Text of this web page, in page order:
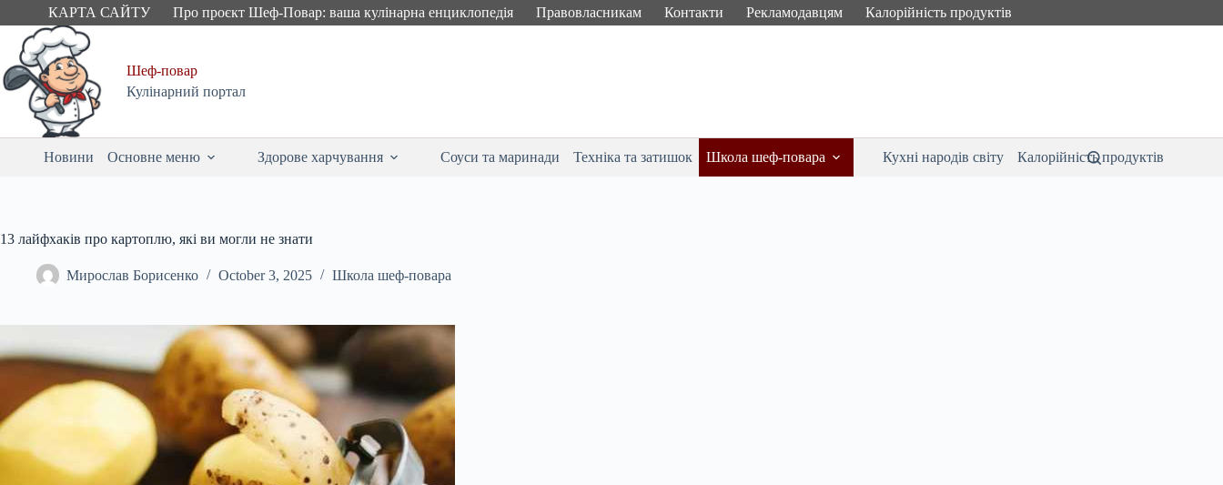
to
content
КАРТА САЙТУ Про проєкт Шеф-Повар: ваша кулінарна енциклопедія Правовласникам Контакти Рекламодавцям Калорійність продуктів
Шеф-повар
Кулінарний портал
Новини Основне меню Здорове харчування Соуси та маринади Техніка та затишок Школа шеф-повара Кухні народів світу Калорійність продуктів
13 лайфхаків про картоплю, які ви могли не знати
Мирослав Борисенко October 3, 2025 Школа шеф-повара